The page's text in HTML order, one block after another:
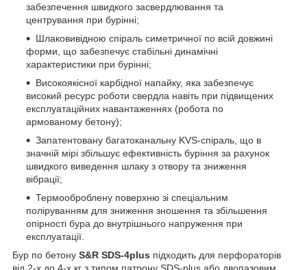
забезпечення швидкого засвердлювання та
центрування при бурінні;
Шлаковивідною спіраль симетричної по всій довжині
форми, що забезпечує стабільні динамічні
характеристики при бурінні;
Високоякісної карбідної напайку, яка забезпечує
високий ресурс роботи свердла навіть при підвищених
експлуатаційних навантаженнях (робота по
армованому бетону);
Запатентовану багатоканальну KVS-спіраль, що в
значній мірі збільшує ефективність буріння за рахунок
швидкого виведення шлаку з отвору та зниження
вібрації;
Термооброблену поверхню зі спеціальним
поліруванням для зниження зношення та збільшення
опірності бура до внутрішнього напруження при
експлуатації.
Бур по бетону S&R SDS-4plus підходить для перфораторів
від 2-х до 4-х кг з типом патрону SDS-plus або двопазовим.